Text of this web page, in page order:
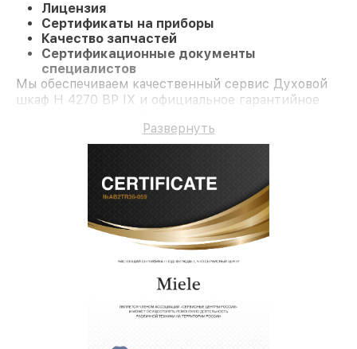
Лицензия
Сертификаты на приборы
Качество запчастей
Сертификационные документы
специалистов
Мы обеспечиваем качественный сервис Духовой
шкаф H 4270 BP IX и официальное гарантийное
Развернуть